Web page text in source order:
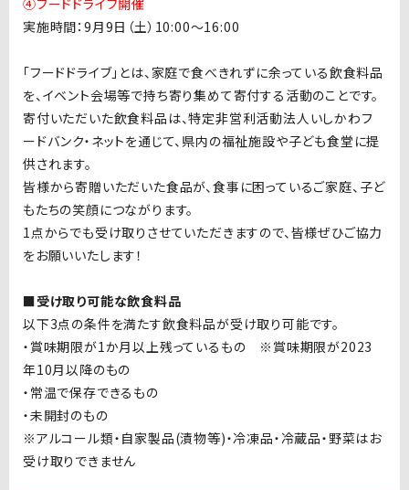
④フードドライブ開催
実施時間：9月9日（土）10:00〜16:00
「フードドライブ」とは、家庭で食べきれずに余っている飲食料品
を、イベント会場等で持ち寄り集めて寄付する活動のことです。
寄付いただいた飲食料品は、特定非営利活動法人いしかわフ
ードバンク・ネットを通じて、県内の福祉施設や子ども食堂に提
供されます。
皆様から寄贈いただいた食品が、食事に困っているご家庭、子ど
もたちの笑顔につながります。
1点からでも受け取りさせていただきますので、皆様ぜひご協力
をお願いいたします！
■受け取り可能な飲食料品
以下3点の条件を満たす飲食料品が受け取り可能です。
・賞味期限が1か月以上残っているもの ※賞味期限が2023
年10月以降のもの
・常温で保存できるもの
・未開封のもの
※アルコール類・自家製品(漬物等)・冷凍品・冷蔵品・野菜はお
受け取りできません